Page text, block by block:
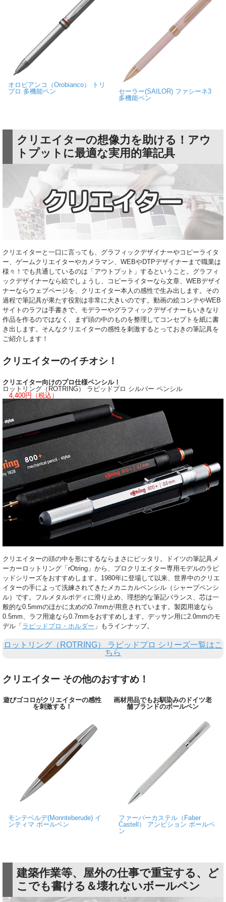
オロビアンコ（Orobianco） トリ
プロ 多機能ペン
セーラー(SAILOR) ファシーネ3
多機能ペン
クリエイターの想像力を助ける！アウ
トプットに最適な実用的筆記具
クリエイターと一口に言っても、グラフィックデザイナーやコピーライタ
ー、ゲームクリエイターやカメラマン、WEBやDTPデザイナーまで職業は
様々！でも共通しているのは「アウトプット」するということ。グラフィ
ックデザイナーなら絵でしょうし、コピーライターなら文章、WEBデザイ
ナーならウェブページを、クリエイター本人の感性で生み出します。その
過程で筆記具が果たす役割は非常に大きいのです。動画の絵コンテやWEB
サイトのラフは手書きで、モデラーやグラフィックデザイナーもいきなり
作品を作るのではなく、まず頭の中のものを整理してコンセプトを紙に書
き出します。そんなクリエイターの感性を刺激するとっておきの筆記具を
ご紹介します！
クリエイターのイチオシ！
クリエイター向けのプロ仕様ペンシル！
ロットリング（ROTRING） ラピッドプロ シルバー ペンシル
4,400円（税込）
クリエイターの頭の中を形にするならまさにピッタリ。ドイツの筆記具メ
ーカーロットリング「rOtring」から、プロクリエイター専用モデルのラピ
ッドシリーズをおすすめします。1980年に登場して以来、世界中のクリエ
イターの手によって洗練されてきたメカニカルペンシル（シャープペンシ
ル）です。フルメタルボディに滑り止め、理想的な筆記バランス、芯は一
般的な0.5mmのほかに太めの0.7mmが用意されています。製図用途なら
0.5mm、ラフ用途なら0.7mmをおすすめします。デッサン用に2.0mmのモ
デル「ラピッドプロ・ホルダー 」もラインナップ。
ロットリング（ROTRING） ラピッドプロ シリーズ一覧はこ
ちら
クリエイター その他のおすすめ！
遊びゴコロがクリエイターの感性
を刺激する！
モンテベルデ(Monnteberude) イ
ンティマ ボールペン
画材用品でもお馴染みのドイツ老
舗ブランドのボールペン
ファーバーカステル（Faber
Castell） アンビション ボールペ
ン
建築作業等、屋外の仕事で重宝する、ど
こでも書ける＆壊れないボールペン